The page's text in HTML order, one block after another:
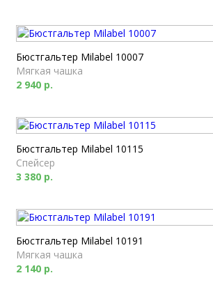
Бюстгальтер Milabel 10007
Мягкая чашка
2 940 р.
Бюстгальтер Milabel 10115
Спейсер
3 380 р.
Бюстгальтер Milabel 10191
Мягкая чашка
2 140 р.